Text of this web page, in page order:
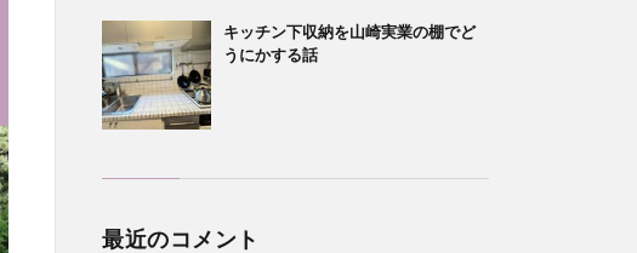
キッチン下収納を山崎実業の棚でど
うにかする話
最近のコメント